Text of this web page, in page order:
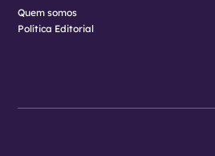
Quem somos
Política Editorial